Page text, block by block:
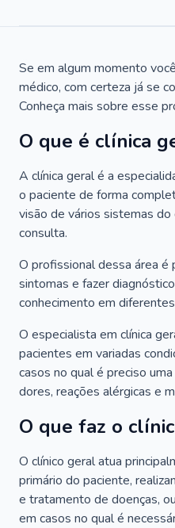
Se em algum momento
médico, com certeza já se
Conheça mais sobre esse
O que é clínica
A clínica geral é a
o paciente de forma
visão de vários sistemas do
consulta.
O profissional dessa área é
sintomas e fazer
conhecimento em
O especialista em clínica
pacientes em variadas
casos no qual é preciso
dores, reações alérgicas e
O que faz o
O clínico geral atua
primário do paciente,
e tratamento de doenças,
em casos no qual é